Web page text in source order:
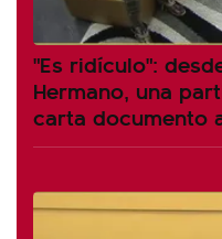
"Es ridículo":
Hermano, una
carta documento